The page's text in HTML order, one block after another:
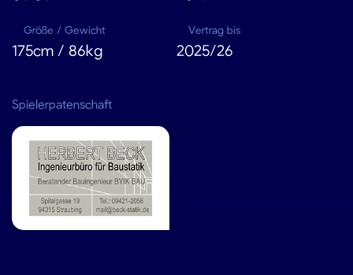
Spielerpatenschaft
Größe / Gewicht
175cm / 86kg
Vertrag bis
2025/26